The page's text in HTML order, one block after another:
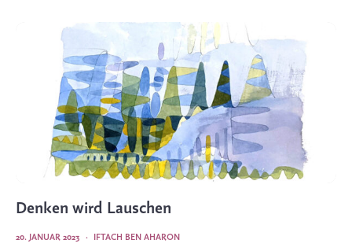
Denken wird Lauschen
IFTACH BEN AHARON
·
20. JANUAR 2023